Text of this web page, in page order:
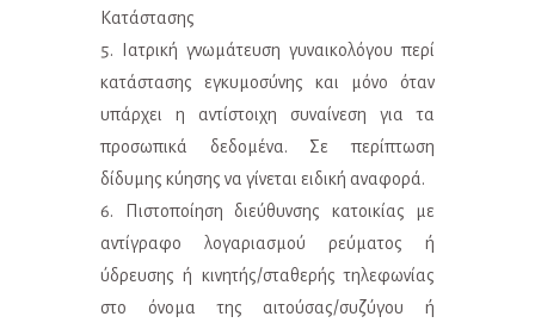
Κατάστασης
Ιατρική γνωμάτευση γυναικολόγου περί
κατάστασης εγκυμοσύνης και μόνο όταν
υπάρχει η αντίστοιχη συναίνεση για τα
προσωπικά δεδομένα. Σε περίπτωση
δίδυμης κύησης να γίνεται ειδική αναφορά.
Πιστοποίηση διεύθυνσης κατοικίας με
αντίγραφο λογαριασμού ρεύματος ή
ύδρευσης ή κινητής/σταθερής τηλεφωνίας
στο όνομα της αιτούσας/συζύγου ή